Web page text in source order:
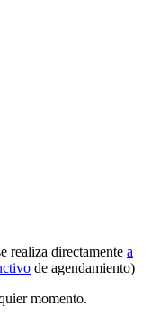
realiza directamente a
de agendamiento)
momento.